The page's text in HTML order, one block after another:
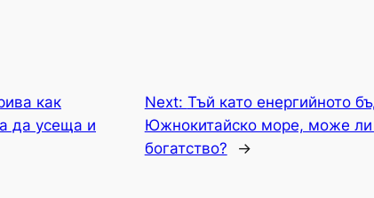
как
да усеща и
Next: Тъй като енергийното
Южнокитайско море, може ли
богатство?
→